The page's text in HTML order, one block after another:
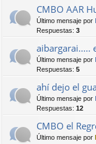
CMBO AAR
Último mensaje por
Respuestas: 3
aibargarai.....
Último mensaje por
Respuestas: 5
ahí dejo el
Último mensaje por
Respuestas: 12
CMBO el
Último mensaje por